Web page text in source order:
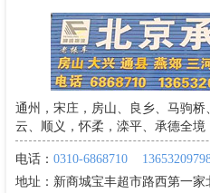
通州，宋庄，房山、良乡、马驹
云、顺义，怀柔，滦平、承德全境
电话： 0310-6868710
地址： 新商城宝丰超市路西第一家